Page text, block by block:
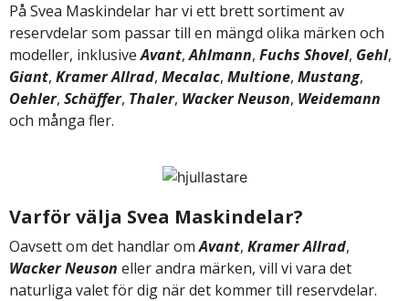
På Svea Maskindelar har vi ett brett sortiment av
reservdelar som passar till en mängd olika märken och
modeller, inklusiveAvant,Ahlmann, Fuchs Shovel, Gehl,
Giant, Kramer Allrad, Mecalac, Multione, Mustang,
Oehler, Schäffer, Thaler, Wacker Neuson, Weidemann
och många fler.
Varför välja Svea Maskindelar?
Oavsett om det handlar omAvant, Kramer Allrad,
Wacker Neuson eller andra märken, vill vi vara det
naturliga valet för dig när det kommer till reservdelar.